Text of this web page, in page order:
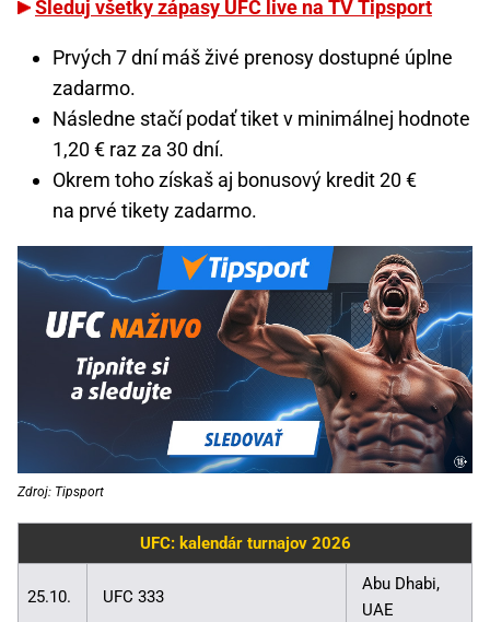
Sleduj všetky zápasy UFC live na TV Tipsport
Prvých 7 dní máš živé prenosy dostupné úplne
zadarmo.
Následne stačí podať tiket v minimálnej hodnote
1,20 € raz za 30 dní.
Okrem toho získaš aj bonusový kredit 20 €
na prvé tikety zadarmo.
Zdroj: Tipsport
UFC: kalendár turnajov 2026
25.10. UFC 333
Abu Dhabi,
UAE